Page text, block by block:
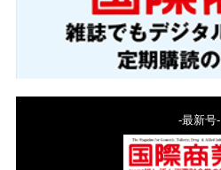
-最新号-